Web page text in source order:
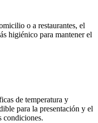
o a restaurantes, el
higiénico para mantener el
de temperatura y
para la presentación y el
condiciones.